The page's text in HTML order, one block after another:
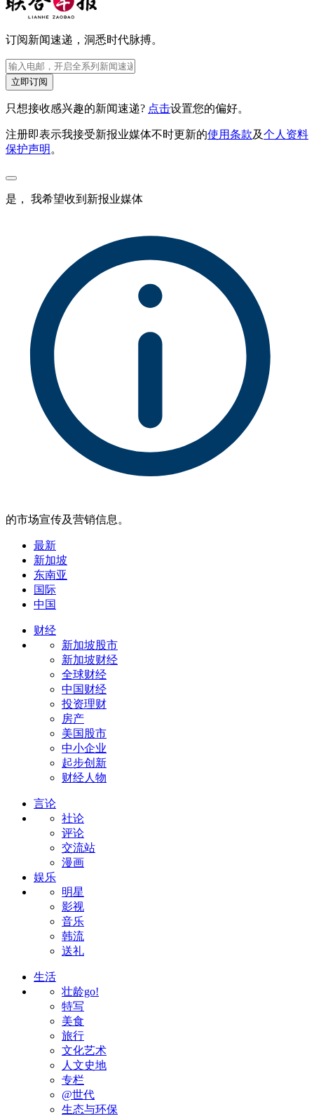
订阅新闻速递，洞悉时代脉搏。
立即订阅
只想接收感兴趣的新闻速递? 点击设置您的偏好。
注册即表示我接受新报业媒体不时更新的使用条款及个人资料
保护声明 。
是， 我希望收到新报业媒体
的市场宣传及营销信息。
最新
新加坡
东南亚
国际
中国
财经
新加坡股市
新加坡财经
全球财经
中国财经
投资理财
房产
美国股市
中小企业
起步创新
财经人物
言论
社论
评论
交流站
漫画
娱乐
明星
影视
音乐
韩流
送礼
生活
壮龄go!
特写
美食
旅行
文化艺术
人文史地
专栏
@世代
生态与环保